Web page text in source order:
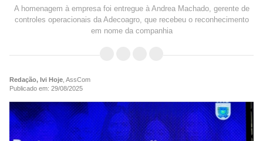
A homenagem à empresa foi entregue à Andrea Machado, gerente de
controles operacionais da Adecoagro, que recebeu o reconhecimento
em nome da companhia
Redação, Ivi Hoje , AssCom
Publicado em: 29/08/2025